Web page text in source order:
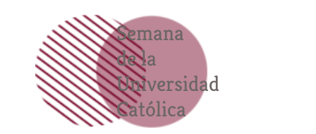
Semana
de la
Universidad
Católica